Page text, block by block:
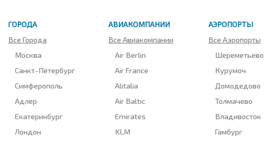
ГОРОДА
Все Города
Москва
Санкт-Петербург
Симферополь
Адлер
Екатеринбург
Лондон
АВИАКОМПАНИИ
Все Авиакомпании
Air Berlin
Air France
Alitalia
Air Baltic
Emirates
KLM
АЭРОПОРТЫ
Все Аэропорты
Шереметьево
Курумоч
Домодедово
Толмачево
Владивосток
Гамбург